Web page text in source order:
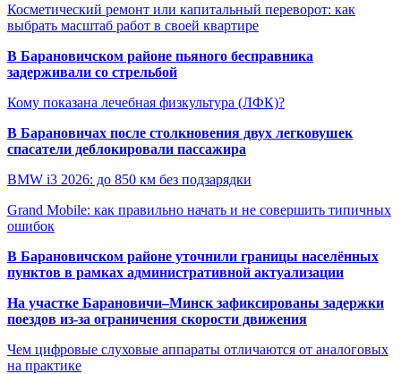
Косметический ремонт или капитальный переворот: как
выбрать масштаб работ в своей квартире
В Барановичском районе пьяного бесправника
задерживали со стрельбой
Кому показана лечебная физкультура (ЛФК)?
В Барановичах после столкновения двух легковушек
спасатели деблокировали пассажира
BMW i3 2026: до 850 км без подзарядки
Grand Mobile: как правильно начать и не совершить типичных
ошибок
В Барановичском районе уточнили границы населённых
пунктов в рамках административной актуализации
На участке Барановичи–Минск зафиксированы задержки
поездов из-за ограничения скорости движения
Чем цифровые слуховые аппараты отличаются от аналоговых
на практике